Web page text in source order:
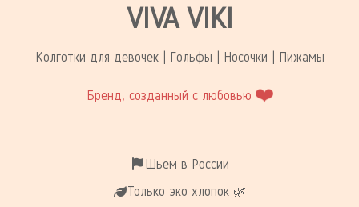
VIVA VIKI
Колготки для девочек | Гольфы | Носочки | Пижамы
Бренд, созданный с любовью ❤️
Шьем в России
Только эко хлопок 🌿